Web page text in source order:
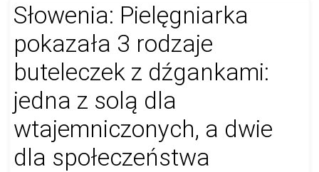
Słowenia: Pielęgniarka
pokazała 3 rodzaje
buteleczek z dźgankami:
jedna z solą dla
wtajemniczonych, a dwie
dla społeczeństwa